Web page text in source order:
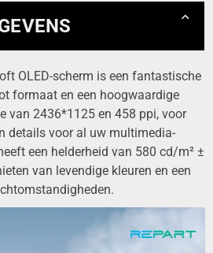
OLED-scherm is een fantastische
formaat en een hoogwaardige
van 2436*1125 en 458 ppi, voor
details voor al uw multimedia-
een helderheid van 580 cd/m² ±
van levendige kleuren en een